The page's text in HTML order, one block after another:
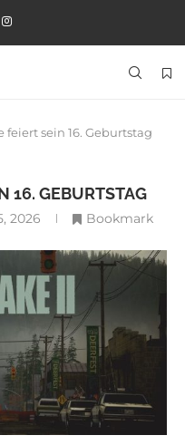
feiert sein 16. Geburtstag
16. GEBURTSTAG
2026 Bookmark